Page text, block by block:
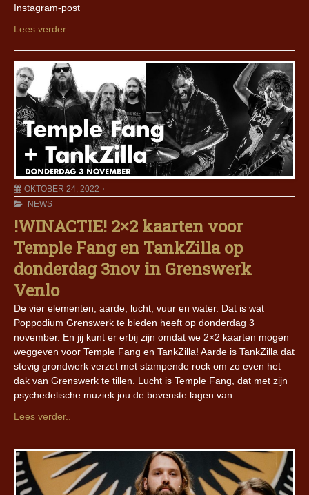
Instagram-post
Lees verder..
OKTOBER 24, 2022
NEWS
!WINACTIE! 2×2 kaarten voor
Temple Fang en TankZilla op
donderdag 3nov in Grenswerk
Venlo
De vier elementen; aarde, lucht, vuur en water. Dat is wat
Poppodium Grenswerk te bieden heeft op donderdag 3
november. En jij kunt er erbij zijn omdat we 2×2 kaarten mogen
weggeven voor Temple Fang en TankZilla! Aarde is TankZilla dat
stevig grondwerk verzet met stampende rock om zo even het
dak van Grenswerk te tillen. Lucht is Temple Fang, dat met zijn
psychedelische muziek jou de bovenste lagen van
Lees verder..